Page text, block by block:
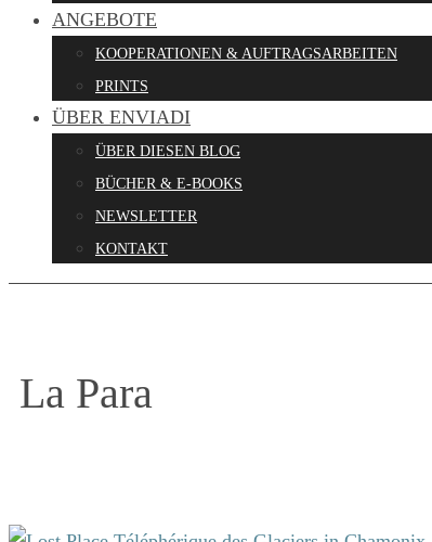
ANGEBOTE
KOOPERATIONEN & AUFTRAGSARBEITEN
PRINTS
ÜBER ENVIADI
ÜBER DIESEN BLOG
BÜCHER & E-BOOKS
NEWSLETTER
KONTAKT
La Para